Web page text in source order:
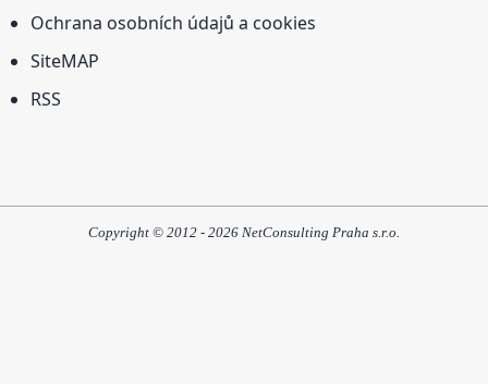
Ochrana osobních údajů a cookies
SiteMAP
RSS
Copyright © 2012 - 2026 NetConsulting Praha s.r.o.